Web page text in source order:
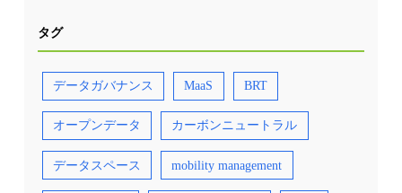
で、一見同じような実験にみえても、地域の諸
事情が異なるところで、どのように地域の関心
ある。 ⑤日常生活の変容には十分な期間をとる
（観光は別） 年度内に成果を出すことが強要
される場合が多いとはいえ、短期間でひとびと
の日常的な生活の行動が変わることはきわめて
厳しい。有料で運賃を課す場合には、通勤手当
の扱い等もあり、短期間の実証実験で行動を変
えてもらうのは困難である。自動車の運転にお
いて、経路を変える程度であっても必ずしも短
(Transport Policy Volume 162, March 2025, Pages
336-352)
タグ
データガバナンス MaaS BRT
オープンデータ カーボンニュートラル
データスペース mobility management